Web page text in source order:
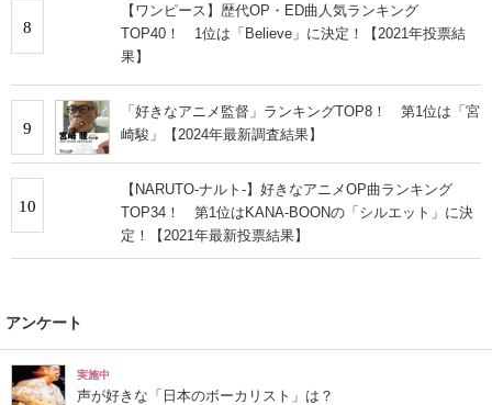
8
【ワンピース】歴代OP・ED曲人気ランキング
TOP40！ 1位は「Believe」に決定！【2021年投票結
果】
9
「好きなアニメ監督」ランキングTOP8！ 第1位は「宮
崎駿」【2024年最新調査結果】
10
【NARUTO-ナルト-】好きなアニメOP曲ランキング
TOP34！ 第1位はKANA-BOONの「シルエット」に決
定！【2021年最新投票結果】
アンケート
実施中
声が好きな「日本のボーカリスト」は？